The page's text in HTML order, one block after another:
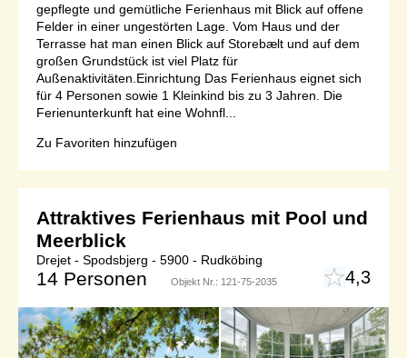
gepflegte und gemütliche Ferienhaus mit Blick auf offene
Felder in einer ungestörten Lage. Vom Haus und der
Terrasse hat man einen Blick auf Storebælt und auf dem
großen Grundstück ist viel Platz für
Außenaktivitäten.Einrichtung Das Ferienhaus eignet sich
für 4 Personen sowie 1 Kleinkind bis zu 3 Jahren. Die
Ferienunterkunft hat eine Wohnfl...
Zu Favoriten hinzufügen
Attraktives Ferienhaus mit Pool und
Meerblick
Drejet - Spodsbjerg - 5900 - Rudköbing
14 Personen Objekt Nr.: 121-75-2035 4,3